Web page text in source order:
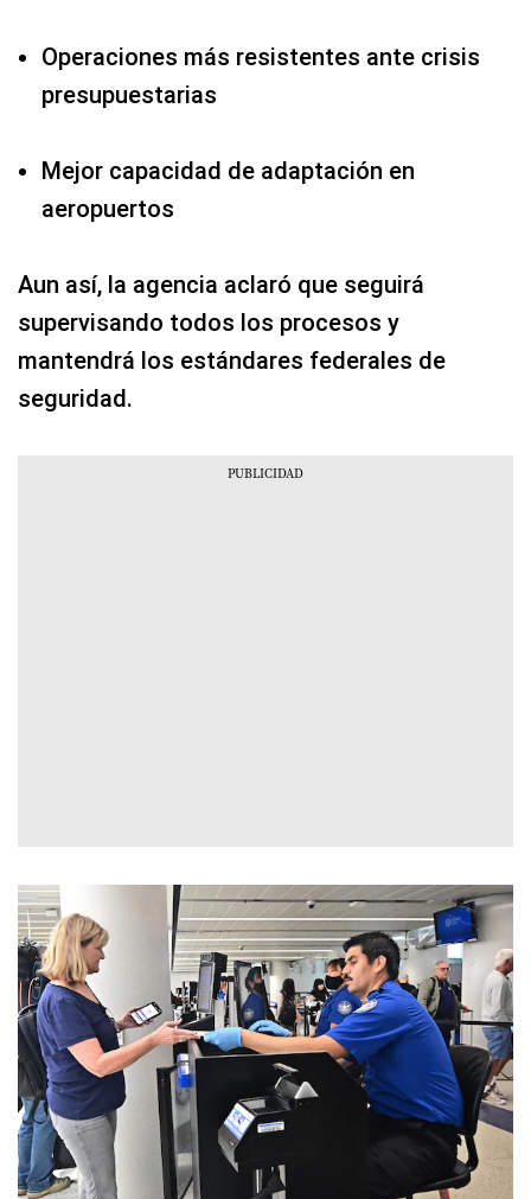
Operaciones más resistentes ante crisis
presupuestarias
Mejor capacidad de adaptación en
aeropuertos
Aun así, la agencia aclaró que seguirá
supervisando todos los procesos y
mantendrá los estándares federales de
seguridad.